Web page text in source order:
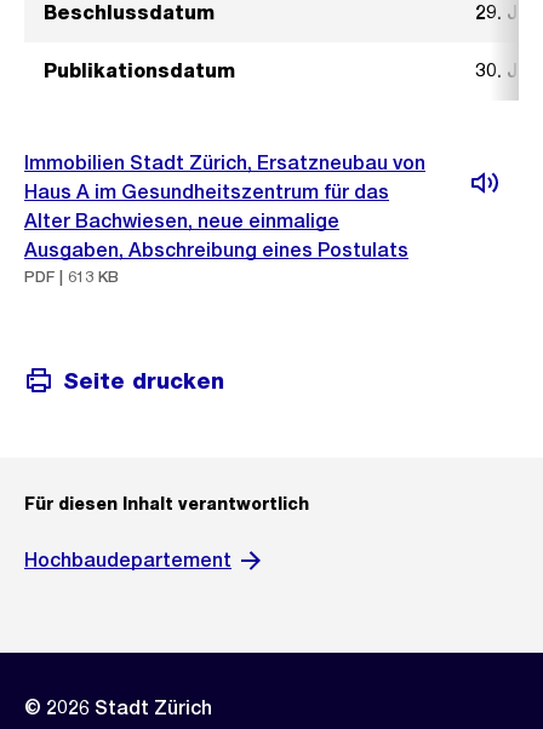
Beschlussdatum 29.
Publikationsdatum 30.
Immobilien Stadt Zürich, Ersatzneubau von
Haus A im Gesundheitszentrum für das
Alter Bachwiesen, neue einmalige
Ausgaben, Abschreibung eines Postulats
PDF | 613 KB
Seite drucken
Für diesen Inhalt verantwortlich
Hochbaudepartement
© 2026 Stadt Zürich